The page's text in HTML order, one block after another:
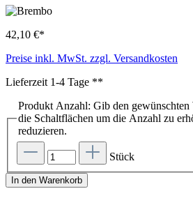
42,10 €*
Preise inkl. MwSt. zzgl. Versandkosten
Lieferzeit 1-4 Tage **
Produkt Anzahl: Gib den gewünschten
die Schaltflächen um die Anzahl zu
reduzieren.
Stück
In den Warenkorb